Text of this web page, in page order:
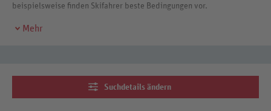
beispielsweise finden Skifahrer beste Bedingungen vor.
Mehr
Suchdetails ändern